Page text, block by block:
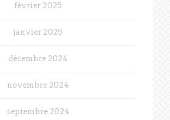
février 2025
janvier 2025
décembre 2024
novembre 2024
septembre 2024